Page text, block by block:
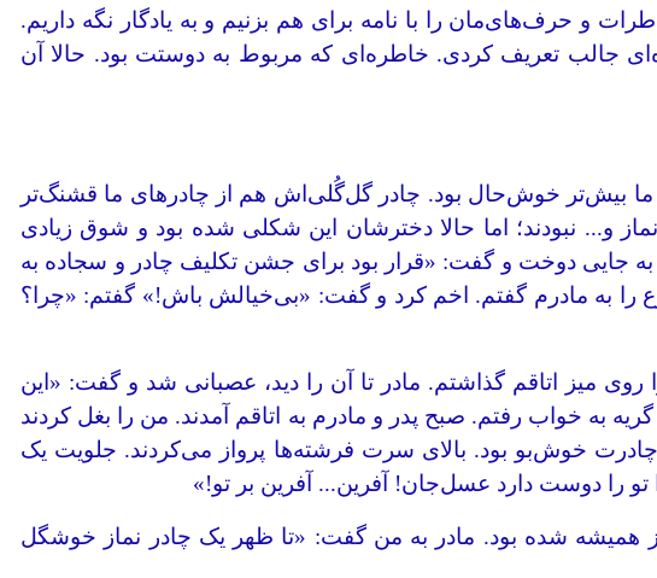
و حرف‌های‌مان را با نامه برای هم بزنیم و به یادگار نگه داریم.
جالب تعریف کردی. خاطره‌ای که مربوط به دوستت بود. حالا آن
بیش‌تر خوش‌حال بود. چادر گل‌گُلی‌اش هم از چادرهای ما قشنگ‌تر
و... نبودند؛ اما حالا دخترشان این شکلی شده بود و شوق زیادی
دوخت و گفت: «قرار بود برای جشن تکلیف چادر و سجاده به
را به مادرم گفتم. اخم کرد و گفت: «بی‌خیالش باش!» گفتم: «چرا؟
میز اتاقم گذاشتم. مادر تا آن را دید، عصبانی شد و گفت: «این
به خواب رفتم. صبح پدر و مادرم به اتاقم آمدند. من را بغل کردند
خوش‌بو بود. بالای سرت فرشته‌ها پرواز می‌کردند. جلویت یک
را دوست دارد عسل‌جان! آفرین... آفرین بر تو!»
همیشه شده بود. مادر به من گفت: «تا ظهر یک چادر نماز خوشگل